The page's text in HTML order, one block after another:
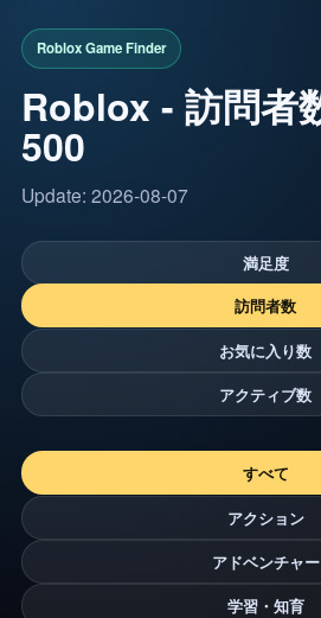
Roblox - 訪問者
500
Update: 2026-08-07
満足度
訪問者数
お気に入り数
アクティブ数
すべて
アクション
アドベンチャー
学習・知育